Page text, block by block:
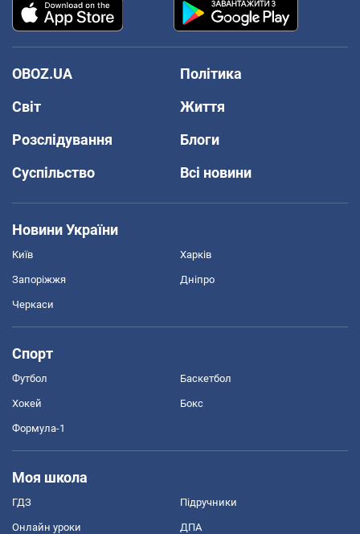
OBOZ.UA
Політика
Світ
Життя
Розслідування
Блоги
Суспільство
Всі новини
Новини України
Київ Харків
Запоріжжя Дніпро
Черкаси
Спорт
Футбол Баскетбол
Хокей Бокс
Формула-1
Моя школа
ГДЗ Підручники
Онлайн уроки ДПА